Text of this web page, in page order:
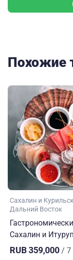
Похожие
Сахалин и
Дальний Восток
Сахалин и Итуруп
RUB 359,000 / 7